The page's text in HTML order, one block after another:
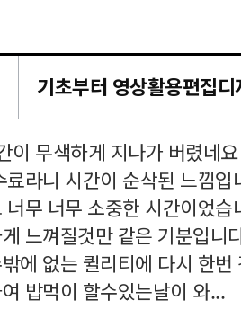
이 무색하게 지나가 버렸네
료라니 시간이 순삭된 느낌
너무 너무 소중한 시간이었
느껴질것만 같은 기분입니
에 없는 퀼리티에 다시 한
밥먹이 할수있는날이 와...